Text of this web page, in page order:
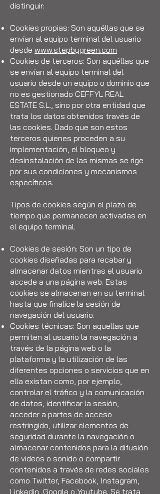
distinguir:
Cookies propias: Son aquéllas que se
envían al equipo terminal del usuario
desde www.stepbygreen.com
Cookies de terceros: Son aquéllas que
se envían al equipo terminal del
usuario desde un equipo o dominio que
no es gestionado CEFFYL REAL
ESTATE S.L., sino por otra entidad que
trata los datos obtenidos través de
las cookies. Dado que son estos
terceros quienes proceden a su
implementación, el bloqueo y
desinstalación de las mismas se rige
por sus condiciones y mecanismos
específicos.
Tipos de cookies según el plazo de
tiempo que permanecen activadas en
el equipo terminal.
Cookies de sesión: Son un tipo de
cookies diseñadas para recabar y
almacenar datos mientras el usuario
accede a una página web. Estas
cookies se almacenan en su terminal
hasta que finalice la sesión de
navegación del usuario.
Cookies técnicas: Son aquellas que
permiten al usuario la navegación a
través de la página web o la
plataforma y la utilización de las
diferentes opciones o servicios que en
ella existan como, por ejemplo,
controlar el tráfico y la comunicación
de datos, identificar la sesión,
acceder a partes de acceso
restringido, utilizar elementos de
seguridad durante la navegación o
almacenar contenidos para la difusión
de videos o sonido o compartir
contenidos a través de redes sociales
como Twitter, Facebook, Instagram,
Linkedin, Google o Youtube. Se trata